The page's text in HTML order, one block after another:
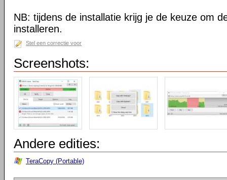
NB: tijdens de installatie krijg je de keuze om
installeren.
Stel een correctie voor
Screenshots:
Andere edities:
TeraCopy (Portable)